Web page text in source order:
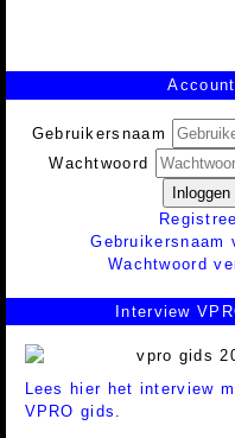
Account
Gebruikersnaam
Wachtwoord
Inloggen
Gebruikersnaam
Wachtwoord
Interview
Lees hier het interview
VPRO gids.